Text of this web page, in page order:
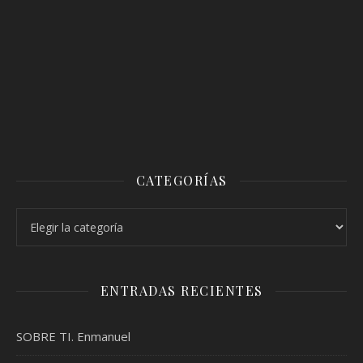
CATEGORÍAS
ENTRADAS RECIENTES
SOBRE TI. Enmanuel